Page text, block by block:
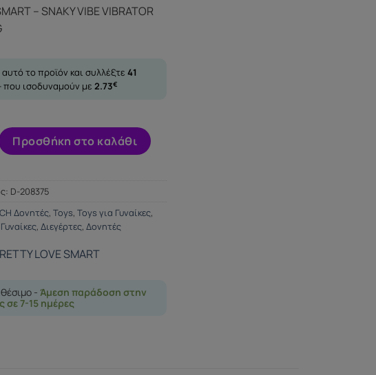
– SNAKY VIBE VIBRATOR
το προϊόν και συλλέξτε 41
που ισοδυναμούν με 2.73€
- SNAKY VIBE VIBRATOR 7V + 3 TICKLING ποσότητα
Προσθήκη στο καλάθι
D-208375
Δονητές, Toys, Toys για Γυναίκες,
, Διεγέρτες, Δονητές
LOVE SMART
- Άμεση παράδοση στην
σε 7-15 ημέρες